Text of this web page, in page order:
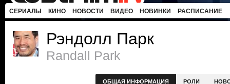
СЕРИАЛЫ КИНО НОВОСТИ ВИДЕО НОВИНКИ РАСПИСАНИЕ
Рэндолл Парк
Randall Park
ОБЩАЯ ИНФОРМАЦИЯ РОЛИ